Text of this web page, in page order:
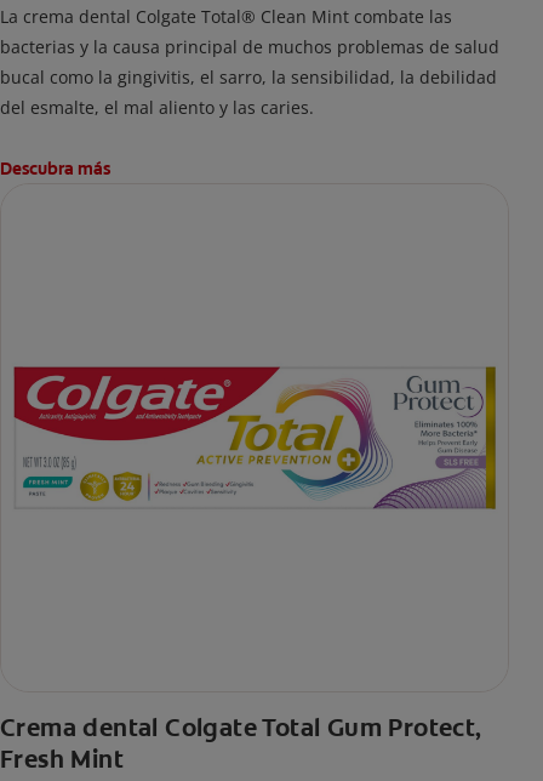
La crema dental Colgate Total® Clean Mint combate las
bacterias y la causa principal de muchos problemas de salud
bucal como la gingivitis, el sarro, la sensibilidad, la debilidad
del esmalte, el mal aliento y las caries.
Descubra más
Crema dental Colgate Total Gum Protect,
Fresh Mint